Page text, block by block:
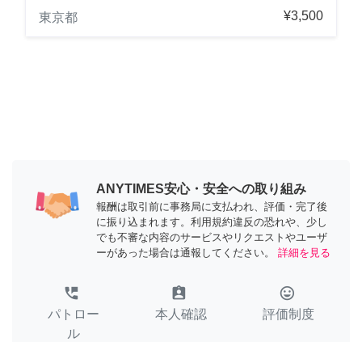
東京都
¥3,500
ANYTIMES安心・安全への取り組み
報酬は取引前に事務局に支払われ、評価・完了後
に振り込まれます。利用規約違反の恐れや、少し
でも不審な内容のサービスやリクエストやユーザ
ーがあった場合は通報してください。
詳細を見る
perm_phone_msg
パトロー
ル
assignment_ind
本人確認
tag_faces
評価制度